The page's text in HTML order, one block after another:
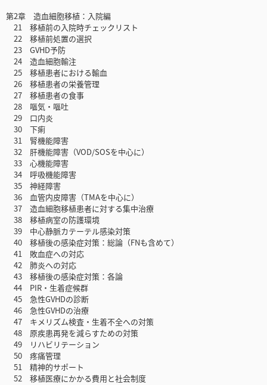
第2章 造血細胞移植：入院編
21 移植前の入院時チェックリスト
22 移植前処置の選択
23 GVHD予防
24 造血細胞輸注
25 移植患者における輸血
26 移植患者の栄養管理
27 移植患者の食事
28 嘔気・嘔吐
29 口内炎
30 下痢
31 腎機能障害
32 肝機能障害（VOD/SOSを中心に）
33 心機能障害
34 呼吸機能障害
35 神経障害
36 血管内皮障害（TMAを中心に）
37 造血細胞移植患者に対する集中治療
38 移植病室の防護環境
39 中心静脈カテーテル感染対策
40 移植後の感染症対策：総論（FNも含めて）
41 敗血症への対応
42 肺炎への対応
43 移植後の感染症対策：各論
44 PIR・生着症候群
45 急性GVHDの診断
46 急性GVHDの治療
47 キメリズム検査・生着不全への対策
48 原疾患再発を減らすための対策
49 リハビリテーション
50 疼痛管理
51 精神的サポート
52 移植医療にかかる費用と社会制度